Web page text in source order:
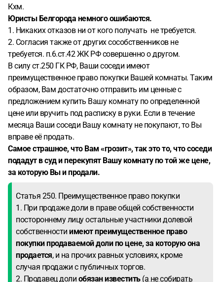
Кхм.
Юристы Белгорода немного ошибаются.
1. Никаких отказов ни от кого получать не требуется.
2. Согласия также от других сособственников не
требуется. п.6.ст.42 ЖК РФ совершенно о другом.
В силу ст.250 ГК РФ, Ваши соседи имеют
преимущественное право покупки Вашей комнаты. Таким
образом, Вам достаточно отправить им ценные с
предложением купить Вашу комнату по определенной
цене или вручить под расписку в руки. Если в течение
месяца Ваши соседи Вашу комнату не покупают, то Вы
вправе её продать.
Самое страшное, что Вам «грозит», так это то, что соседи
подадут в суд и перекупят Вашу комнату по той же цене,
за которую Вы и продали.
Статья 250. Преимущественное право покупки
1. При продаже доли в праве общей собственности
постороннему лицу остальные участники долевой
собственности имеют преимущественное право
покупки продаваемой доли по цене, за которую она
продается, и на прочих равных условиях, кроме
случая продажи с публичных торгов.
2. Продавец доли обязан известить (а не собирать